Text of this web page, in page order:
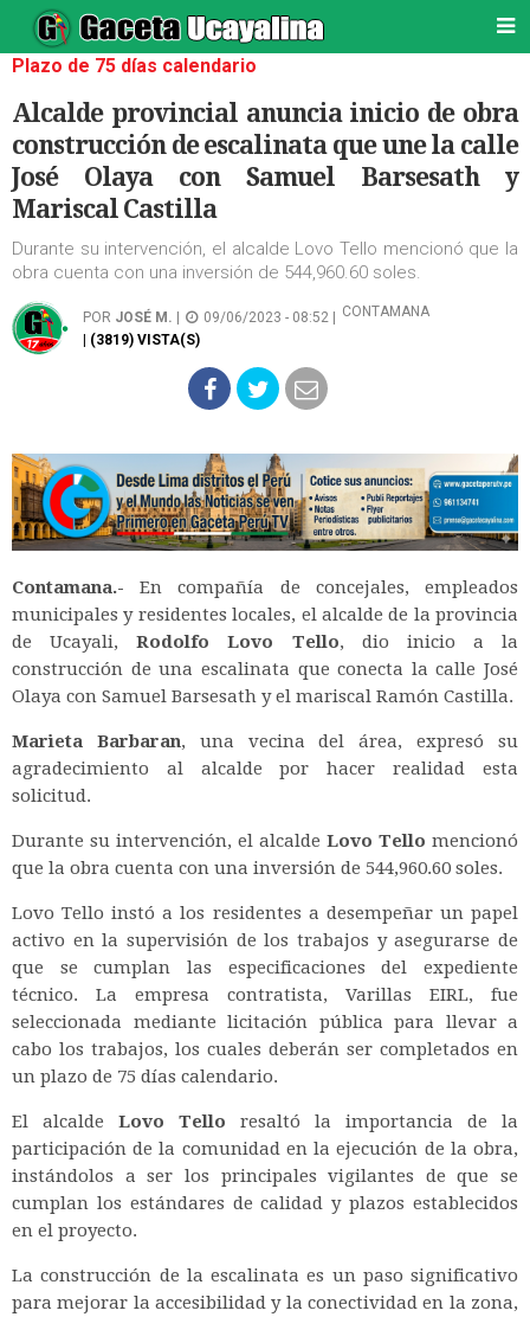
Plazo de 75 días calendario
Alcalde provincial anuncia inicio de obra
construcción de escalinata que une la calle
José Olaya con Samuel Barsesath y
Mariscal Castilla
Durante su intervención, el alcalde Lovo Tello mencionó que la
obra cuenta con una inversión de 544,960.60 soles.
POR JOSÉ M. 09/06/2023 - 08:52 |
CONTAMANA
| (3819) VISTA(S)
Contamana.- En compañía de concejales, empleados
municipales y residentes locales, el alcalde de la provincia
de Ucayali,Rodolfo Lovo Tello, dio inicio a la
construcción de una escalinata que conecta la calle José
Olaya con Samuel Barsesath y el mariscal Ramón Castilla.
Marieta Barbaran, una vecina del área, expresó su
agradecimiento al alcalde por hacer realidad esta
solicitud.
Durante su intervención, el alcalde Lovo Tello mencionó
que la obra cuenta con una inversión de 544,960.60 soles.
Lovo Tello instó a los residentes a desempeñar un papel
activo en la supervisión de los trabajos y asegurarse de
que se cumplan las especificaciones del expediente
técnico. La empresa contratista, Varillas EIRL, fue
seleccionada mediante licitación pública para llevar a
cabo los trabajos, los cuales deberán ser completados en
un plazo de 75 días calendario.
El alcalde Lovo Tello resaltó la importancia de la
participación de la comunidad en la ejecución de la obra,
instándolos a ser los principales vigilantes de que se
cumplan los estándares de calidad y plazos establecidos
en el proyecto.
La construcción de la escalinata es un paso significativo
para mejorar la accesibilidad y la conectividad en la zona,